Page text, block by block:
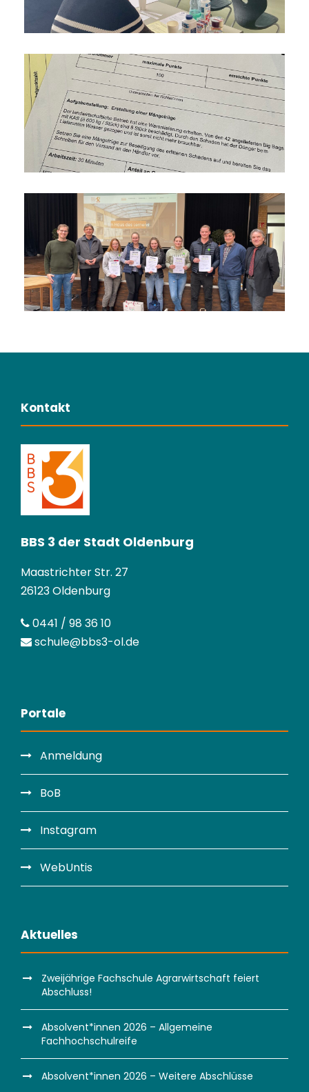
Kontakt
BBS 3 der Stadt Oldenburg
Maastrichter Str. 27
26123 Oldenburg
0441 / 98 36 10
schule@bbs3-ol.de
Portale
Anmeldung
BoB
Instagram
WebUntis
Aktuelles
Zweijährige Fachschule Agrarwirtschaft feiert
Abschluss!
Absolvent*innen 2026 – Allgemeine
Fachhochschulreife
Absolvent*innen 2026 – Weitere Abschlüsse